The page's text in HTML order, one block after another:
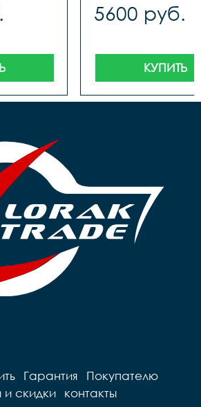
Высота,
5600 руб.
КУПИТЬ
Гарантия
Покупателю
и скидки контакты